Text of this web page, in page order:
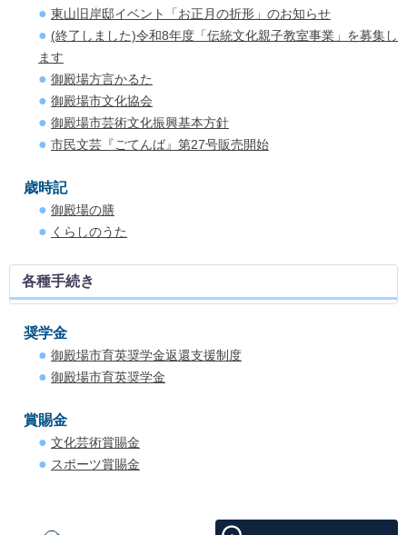
東山旧岸邸イベント「お正月の折形」のお知らせ
(終了しました)令和8年度「伝統文化親子教室事業」を募集し
ます
御殿場方言かるた
御殿場市文化協会
御殿場市芸術文化振興基本方針
市民文芸『ごてんば』第27号販売開始
歳時記
御殿場の膳
くらしのうた
各種手続き
奨学金
御殿場市育英奨学金返還支援制度
御殿場市育英奨学金
賞賜金
文化芸術賞賜金
スポーツ賞賜金